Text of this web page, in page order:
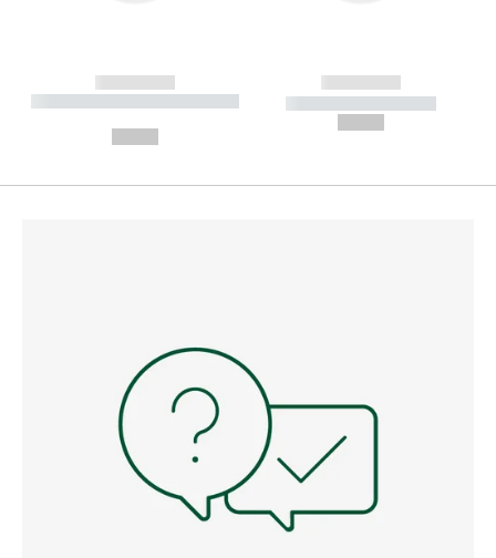
------------
----------- ----------- --------
------------
----------- -----------